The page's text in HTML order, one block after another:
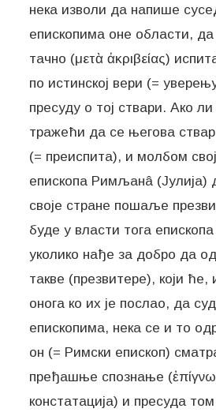
нека изволи да напише
епископима оне области,
тачно (μετὰ ἀκριβείας)
по истинској вери (=
пресуду о тој ствари. Ако
тражећи да се његова
(= преиспита), и молбом
епископа Римљанâ (Јулија)
своје стране пошаље
буде у власти тога
уколико нађе за добро да
такве (презвитере), који ће,
онога ко их је послао, да
епископима, нека се и то
он (= Римски епископ)
пређашње спознање
констатација) и пресуда